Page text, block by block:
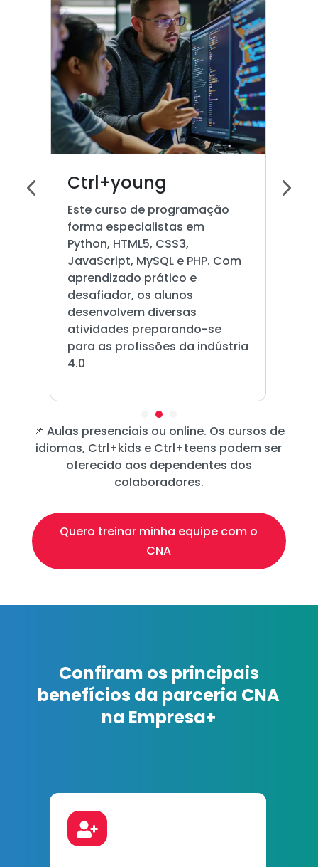
Ctrl+young
Este curso de programação
forma especialistas em
Python, HTML5, CSS3,
JavaScript, MySQL e PHP. Com
aprendizado prático e
desafiador, os alunos
desenvolvem diversas
atividades preparando-se
para as profissões da indústria
4.0
📌 Aulas presenciais ou online. Os cursos de
idiomas, Ctrl+kids e Ctrl+teens podem ser
oferecido aos dependentes dos
colaboradores.
Quero treinar minha equipe com o
CNA
Confiram os principais
benefícios da parceria CNA
na Empresa+
